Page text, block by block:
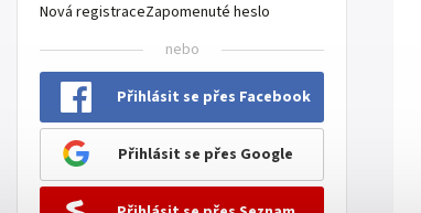
Nová registraceZapomenuté heslo
nebo
Přihlásit se přes Facebook
Přihlásit se přes Google